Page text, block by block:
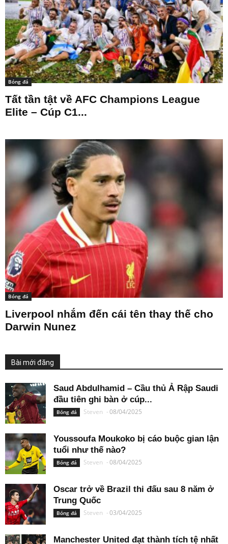
Bóng đá
Tất tần tật về AFC Champions League
Elite – Cúp C1...
Bóng đá
Liverpool nhắm đến cái tên thay thế cho
Darwin Nunez
Bài mới đăng
Saud Abdulhamid – Cầu thủ Ả Rập Saudi
đầu tiên ghi bàn ở cúp...
Bóng đá Steven -08/04/2025
Youssoufa Moukoko bị cáo buộc gian lận
tuổi như thế nào?
Bóng đá Steven -08/04/2025
Oscar trở về Brazil thi đấu sau 8 năm ở
Trung Quốc
Bóng đá Steven -03/04/2025
Manchester United đạt thành tích tệ nhất